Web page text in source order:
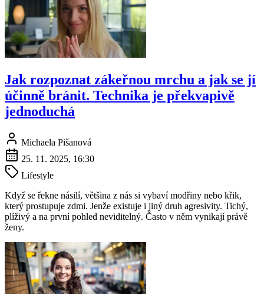
Jak rozpoznat zákeřnou mrchu a jak se jí
účinně bránit. Technika je překvapivě
jednoduchá
Michaela Pišanová
25. 11. 2025, 16:30
Lifestyle
Když se řekne násilí, většina z nás si vybaví modřiny nebo křik,
který prostupuje zdmi. Jenže existuje i jiný druh agresivity. Tichý,
plíživý a na první pohled neviditelný. Často v něm vynikají právě
ženy.